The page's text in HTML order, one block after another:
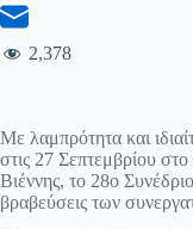
2,378
Με λαμπρότητα και
στις 27 Σεπτεμβρίου στο
Βιέννης, το 28ο
βραβεύσεις των